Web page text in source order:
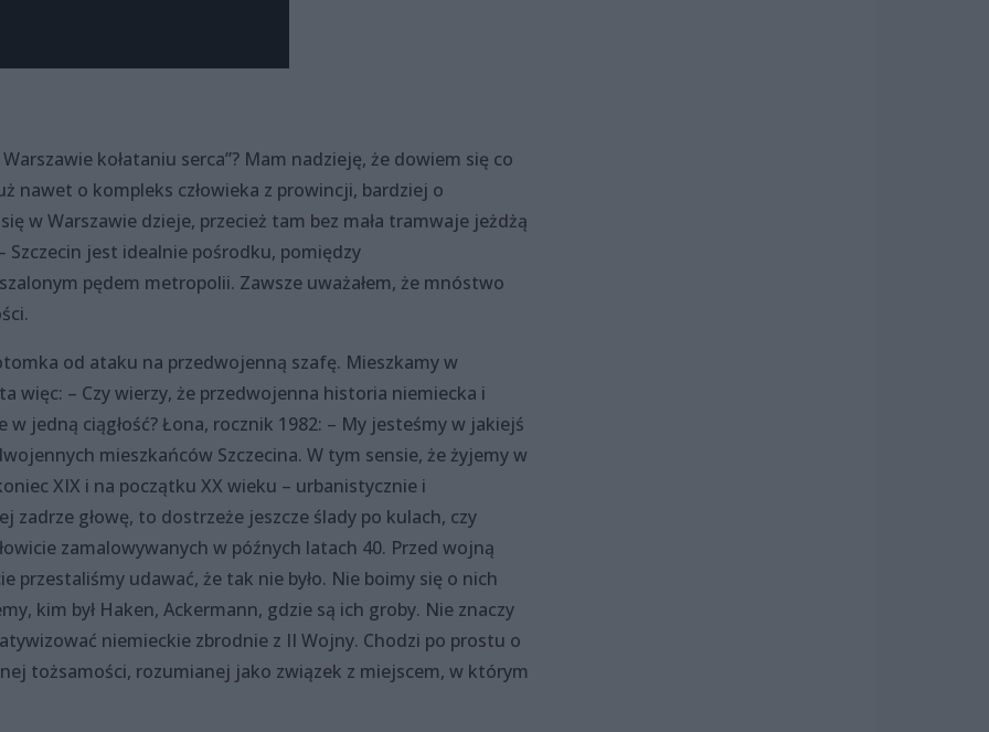
kołataniu serca”? Mam nadzieję, że dowiem się co
nawet o kompleks człowieka z prowincji, bardziej o
w Warszawie dzieje, przecież tam bez mała tramwaje jeżdżą
Szczecin jest idealnie pośrodku, pomiędzy
pędem metropolii. Zawsze uważałem, że mnóstwo
od ataku na przedwojenną szafę. Mieszkamy w
więc: – Czy wierzy, że przedwojenna historia niemiecka i
w jedną ciągłość? Łona, rocznik 1982: – My jesteśmy w jakiejś
mieszkańców Szczecina. W tym sensie, że żyjemy w
XIX i na początku XX wieku – urbanistycznie i
zadrze głowę, to dostrzeże jeszcze ślady po kulach, czy
zamalowywanych w późnych latach 40. Przed wojną
przestaliśmy udawać, że tak nie było. Nie boimy się o nich
kim był Haken, Ackermann, gdzie są ich groby. Nie znaczy
niemieckie zbrodnie z II Wojny. Chodzi po prostu o
tożsamości, rozumianej jako związek z miejscem, w którym